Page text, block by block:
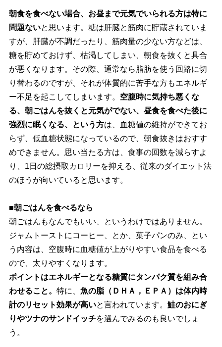
朝食を食べない場合、お昼まで元気でいられる方は特に
問題ないと思います。糖は肝臓と筋肉に貯蔵されていま
すが、肝臓が不調だったり、筋肉量の少ない方などは、
糖を貯めておけず、枯渇してしまい、朝食を抜くと具合
が悪くなります。その際、通常なら脂肪を使う回路に切
り替わるのですが、それが体質的に苦手な方もエネルギ
ー不足を起こしてしまいます。 空腹時に気持ち悪くな
る、朝ごはんを抜くと元気がでない、昼食を食べた後に
強烈に眠くなる、という方は、血糖値の維持ができてお
らず、低血糖状態になっているので、朝食抜きはおすす
めできません。思い当たる方は、食事の回数を減らすよ
り、1日の総摂取カロリーを抑える、従来のダイエット法
のほうが向いていると思います。
■朝ごはんを食べるなら
朝ごはんもなんでもいい、というわけではありません。
ジャムトーストにコーヒー、とか、菓子パンのみ、とい
う内容は、空腹時に血糖値が上がりやすい食品を食べる
ので、太りやすくなります。
ポイントはエネルギーとなる糖質にタンパク質を組み合
わせること。 特に、 魚の脂（ＤＨＡ，ＥＰＡ）は体内時
計のリセット効果が高いと言われています。 鮭のおにぎ
りやツナのサンドイッチを選んでみるのも良いでしょ
う。